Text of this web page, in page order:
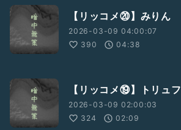
【リッコメ⑳】みりん
2026-03-09 04:00:07
390
04:38
【リッコメ⑲】トリュ
2026-03-09 02:00:03
324
02:09